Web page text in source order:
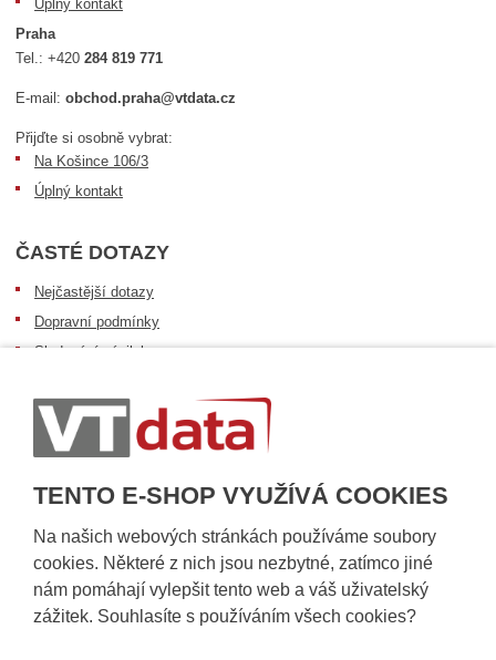
TENTO E-SHOP VYUŽÍVÁ COOKIES
Na našich webových stránkách používáme soubory
cookies. Některé z nich jsou nezbytné, zatímco jiné
nám pomáhají vylepšit tento web a váš uživatelský
zážitek. Souhlasíte s používáním všech cookies?
Úplný kontakt
Praha
Tel.:+420284 819 771
E-mail:obchod.praha@vtdata.cz
Přijďte si osobně vybrat:
Na Košince 106/3
Úplný kontakt
ČASTÉ DOTAZY
Nejčastější dotazy
Dopravní podmínky
Sledování zásilek
Informace k dostupnosti zboží
Obecné informace